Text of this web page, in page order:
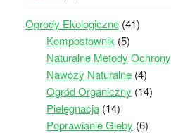
Ogrody Ekologiczne(41)
Kompostownik (5)
Naturalne Metody Ochrony
Nawozy Naturalne(4)
Ogród Organiczny (14)
Pielęgnacja(14)
Poprawianie Gleby (6)